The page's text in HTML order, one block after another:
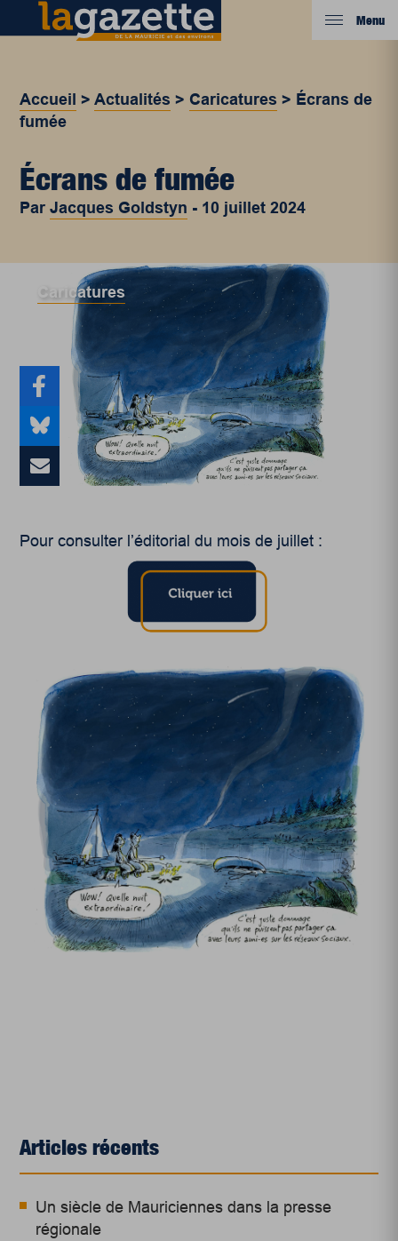
Menu
Accueil >Actualités > Caricatures > Écrans de
fumée
Écrans de fumée
ParJacques Goldstyn - 10 juillet 2024
Caricatures
Pour consulter l’éditorial du mois de juillet :
Articles récents
Un siècle de Mauriciennes dans la presse
régionale